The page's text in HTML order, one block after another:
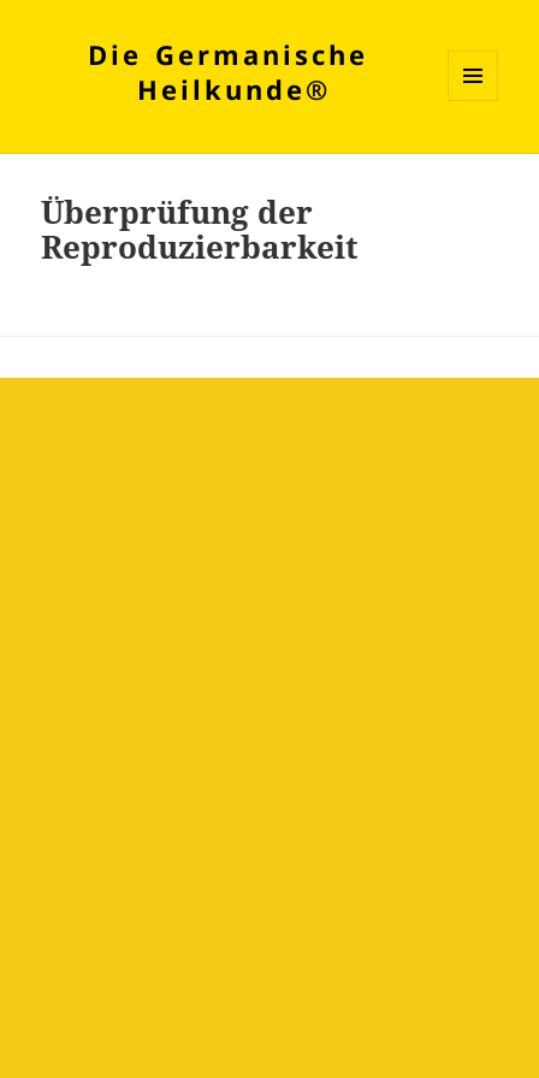
Die Germanische
Heilkunde®
WIDGETS
Überprüfung der
Reproduzierbarkeit